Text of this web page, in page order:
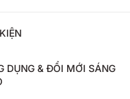
DỤNG & ĐỔI MỚI SÁNG